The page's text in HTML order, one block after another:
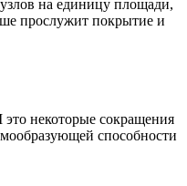
на единицу площади,
прослужит покрытие и
некоторые сокращения
способности